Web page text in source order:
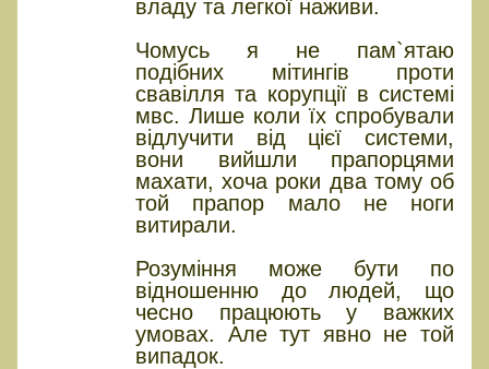
владу та легкої наживи.
Чомусь я не пам`ятаю
подібних мітингів проти
свавілля та корупції в системі
мвс. Лише коли їх спробували
відлучити від цієї системи,
вони вийшли прапорцями
махати, хоча роки два тому об
той прапор мало не ноги
витирали.
Розуміння може бути по
відношенню до людей, що
чесно працюють у важких
умовах. Але тут явно не той
випадок.